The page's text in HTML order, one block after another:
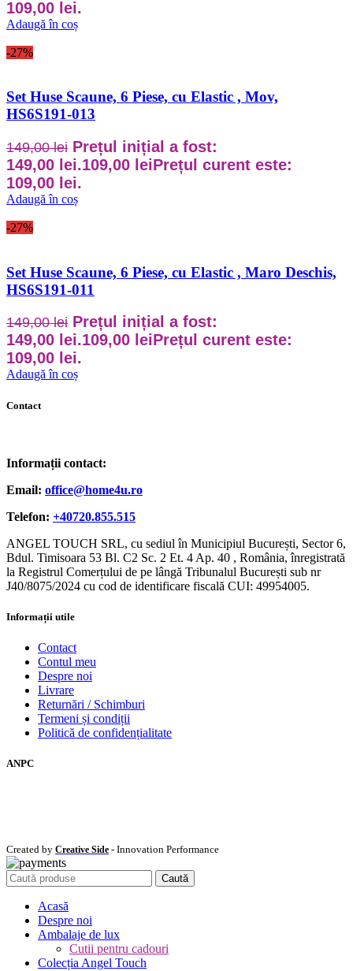
109,00 lei.
Adaugă în coș
-27%
Set Huse Scaune, 6 Piese, cu Elastic , Mov,
HS6S191-013
149,00lei Prețul inițial a fost:
149,00 lei.109,00 leiPrețul curent este:
109,00 lei.
Adaugă în coș
-27%
Set Huse Scaune, 6 Piese, cu Elastic , Maro Deschis,
HS6S191-011
149,00lei Prețul inițial a fost:
149,00 lei.109,00 leiPrețul curent este:
109,00 lei.
Adaugă în coș
Contact
Informații contact:
Email: office@home4u.ro
Telefon: +40720.855.515
ANGEL TOUCH SRL, cu sediul în Municipiul București, Sector 6,
Bdul. Timisoara 53 Bl. C2 Sc. 2 Et. 4 Ap. 40 , România, înregistrată
la Registrul Comerțului de pe lângă Tribunalul București sub nr
J40/8075/2024 cu cod de identificare fiscală CUI: 49954005.
Informații utile
Contact
Contul meu
Despre noi
Livrare
Returnări / Schimburi
Termeni și condiții
Politică de confidențialitate
ANPC
Created by Creative Side - Innovation Performance
Caută
Acasă
Despre noi
Ambalaje de lux
Cutii pentru cadouri
Colecția Angel Touch